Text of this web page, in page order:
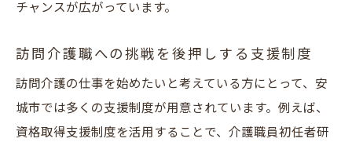
チャンスが広がっています。
訪問介護職への挑戦を後押しする支援制度
訪問介護の仕事を始めたいと考えている方にとって、安
城市では多くの支援制度が用意されています。例えば、
資格取得支援制度を活用することで、介護職員初任者研